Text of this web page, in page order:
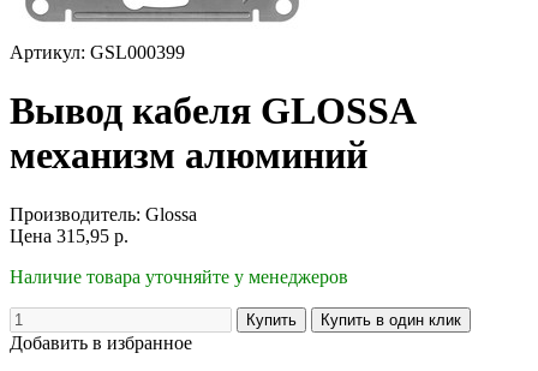
Артикул: GSL000399
Вывод кабеля GLOSSA
механизм алюминий
Производитель: Glossa
Цена 315,95 р.
Наличие товара уточняйте у менеджеров
Добавить в избранное